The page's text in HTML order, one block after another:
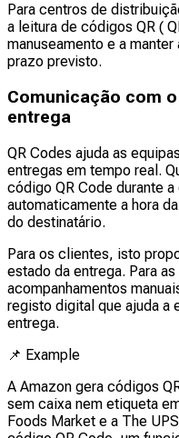
Para centros de
a leitura de códigos QR (
manuseamento e a
prazo previsto.
Comunicação com
entrega
QR Codes ajuda as
entregas em tempo real.
código QR Code durante
automaticamente a hora
do destinatário.
Para os clientes, isto
estado da entrega. Para
acompanhamentos
registo digital que ajuda a
entrega.
📌 Example
A Amazon gera códigos
sem caixa nem etiqueta
Foods Market e a The